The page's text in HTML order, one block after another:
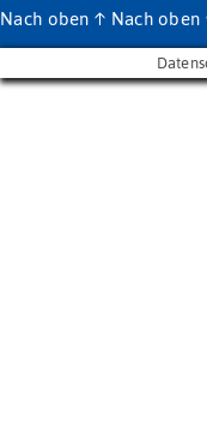
Nach oben↑ Nach oben